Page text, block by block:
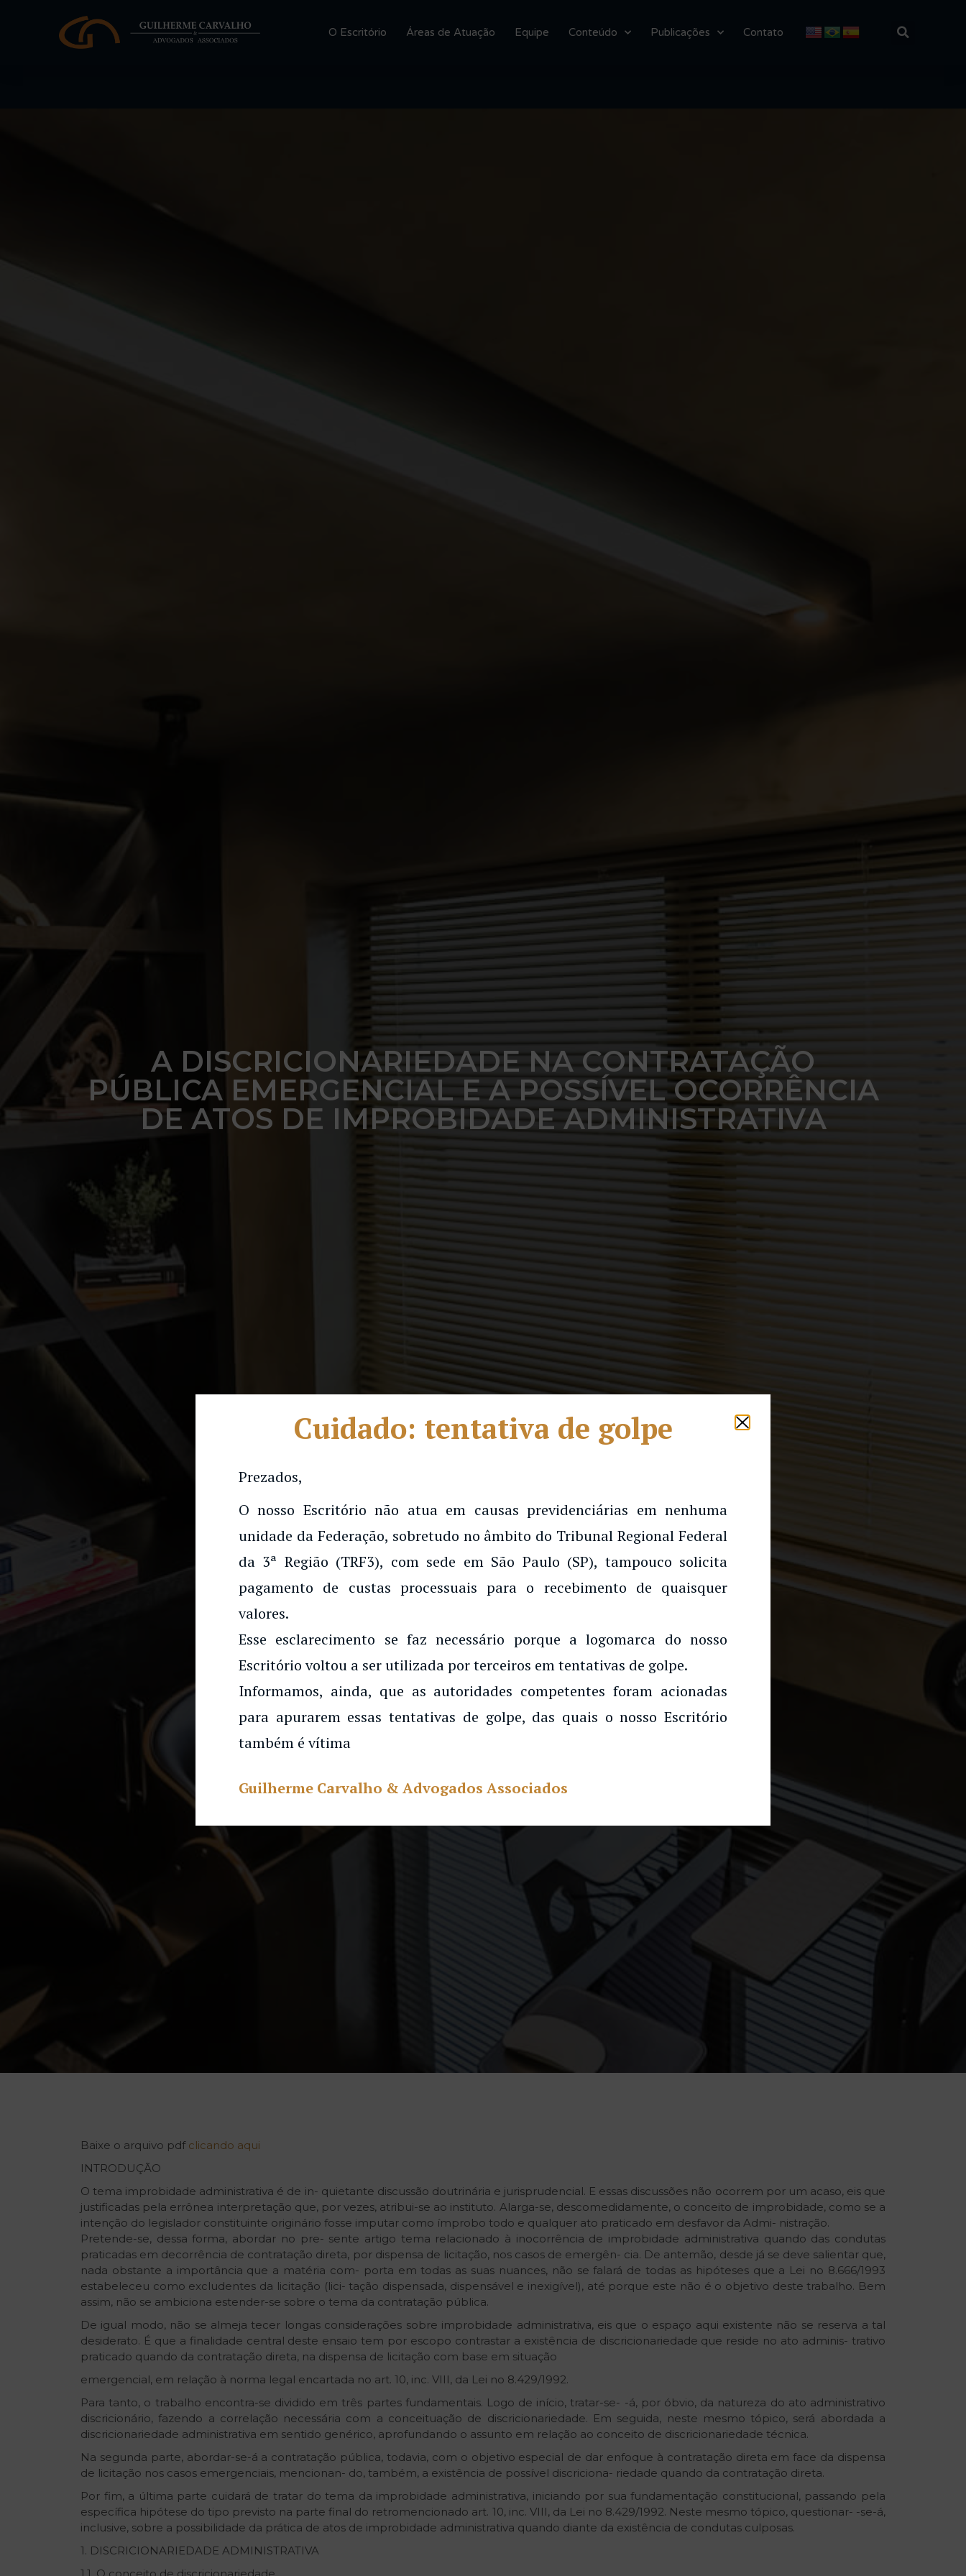
O Escritório Áreas de Atuação Equipe Conteúdo Publicações Contato
A DISCRICIONARIEDADE NA CONTRATAÇÃO
PÚBLICA EMERGENCIAL E A POSSÍVEL OCORRÊNCIA
DE ATOS DE IMPROBIDADE ADMINISTRATIVA
Baixe o arquivo pdf clicando aqui
INTRODUÇÃO
O tema improbidade administrativa é de in- quietante discussão doutrinária e jurisprudencial. E essas discussões não ocorrem por um acaso, eis que
justificadas pela errônea interpretação que, por vezes, atribui-se ao instituto. Alarga-se, descomedidamente, o conceito de improbidade, como se a
intenção do legislador constituinte originário fosse imputar como ímprobo todo e qualquer ato praticado em desfavor da Admi- nistração.
Pretende-se, dessa forma, abordar no pre- sente artigo tema relacionado à inocorrência de improbidade administrativa quando das condutas
praticadas em decorrência de contratação direta, por dispensa de licitação, nos casos de emergên- cia. De antemão, desde já se deve salientar que,
nada obstante a importância que a matéria com- porta em todas as suas nuances, não se falará de todas as hipóteses que a Lei no 8.666/1993
estabeleceu como excludentes da licitação (lici- tação dispensada, dispensável e inexigível), até porque este não é o objetivo deste trabalho. Bem
assim, não se ambiciona estender-se sobre o tema da contratação pública.
De igual modo, não se almeja tecer longas considerações sobre improbidade administrativa, eis que o espaço aqui existente não se reserva a tal
desiderato. É que a finalidade central deste ensaio tem por escopo contrastar a existência de discricionariedade que reside no ato adminis- trativo
praticado quando da contratação direta, na dispensa de licitação com base em situação
emergencial, em relação à norma legal encartada no art. 10, inc. VIII, da Lei no 8.429/1992.
Para tanto, o trabalho encontra-se dividido em três partes fundamentais. Logo de início, tratar-se- -á, por óbvio, da natureza do ato administrativo
discricionário, fazendo a correlação necessária com a conceituação de discricionariedade. Em seguida, neste mesmo tópico, será abordada a
discricionariedade administrativa em sentido genérico, aprofundando o assunto em relação ao conceito de discricionariedade técnica.
Na segunda parte, abordar-se-á a contratação pública, todavia, com o objetivo especial de dar enfoque à contratação direta em face da dispensa
de licitação nos casos emergenciais, mencionan- do, também, a existência de possível discriciona- riedade quando da contratação direta.
Por fim, a última parte cuidará de tratar do tema da improbidade administrativa, iniciando por sua fundamentação constitucional, passando pela
específica hipótese do tipo previsto na parte final do retromencionado art. 10, inc. VIII, da Lei no 8.429/1992. Neste mesmo tópico, questionar- -se-á,
inclusive, sobre a possibilidade da prática de atos de improbidade administrativa quando diante da existência de condutas culposas.
1. DISCRICIONARIEDADE ADMINISTRATIVA
Cuidado: tentativa de golpe
Prezados,
O nosso Escritório não atua em causas previdenciárias em nenhuma
unidade da Federação, sobretudo no âmbito do Tribunal Regional Federal
da 3ª Região (TRF3), com sede em São Paulo (SP), tampouco solicita
pagamento de custas processuais para o recebimento de quaisquer
valores.
Esse esclarecimento se faz necessário porque a logomarca do nosso
Escritório voltou a ser utilizada por terceiros em tentativas de golpe.
Informamos, ainda, que as autoridades competentes foram acionadas
para apurarem essas tentativas de golpe, das quais o nosso Escritório
também é vítima
Guilherme Carvalho & Advogados Associados